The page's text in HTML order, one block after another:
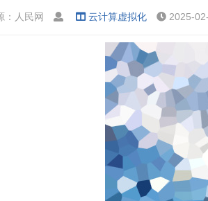
：人民网 云计算虚拟化 2025-